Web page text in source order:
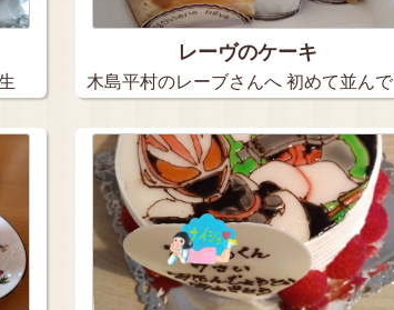
レーヴのケーキ
木島平村のレーブさんへ 初めて並んで